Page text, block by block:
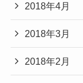
2018年4月
2018年3月
2018年2月